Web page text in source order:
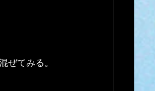
ぜてみる。